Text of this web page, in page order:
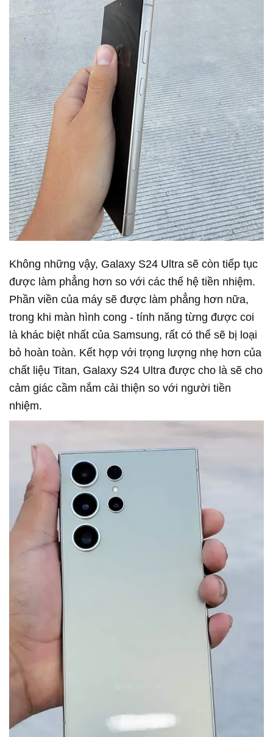
Không những vậy, Galaxy S24 Ultra sẽ còn tiếp tục
được làm phẳng hơn so với các thế hệ tiền nhiệm.
Phần viền của máy sẽ được làm phẳng hơn nữa,
trong khi màn hình cong - tính năng từng được coi
là khác biệt nhất của Samsung, rất có thể sẽ bị loại
bỏ hoàn toàn. Kết hợp với trọng lượng nhẹ hơn của
chất liệu Titan, Galaxy S24 Ultra được cho là sẽ cho
cảm giác cầm nắm cải thiện so với người tiền
nhiệm.